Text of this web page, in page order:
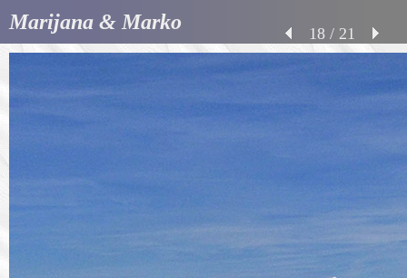
Marijana & Marko 18 / 21